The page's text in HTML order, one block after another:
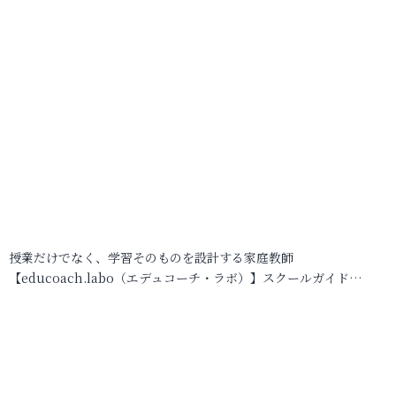
授業だけでなく、学習そのものを設計する家庭教師
【educoach.labo（エデュコーチ・ラボ）】スクールガイド…